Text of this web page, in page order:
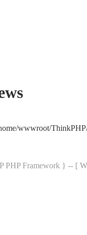
wwwroot/
PHP Framework } -- [